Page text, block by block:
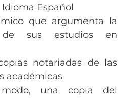
Español
que argumenta la
de sus estudios en
notariadas de las
académicas
una copia del